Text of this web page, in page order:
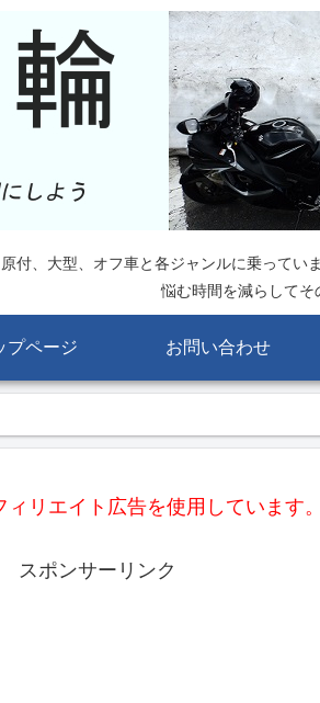
付、大型、オフ車と各ジャンルに乗って
悩む時間を減らしてそ
プページ お問い合わせ
リエイト広告を使用しています。
スポンサーリンク